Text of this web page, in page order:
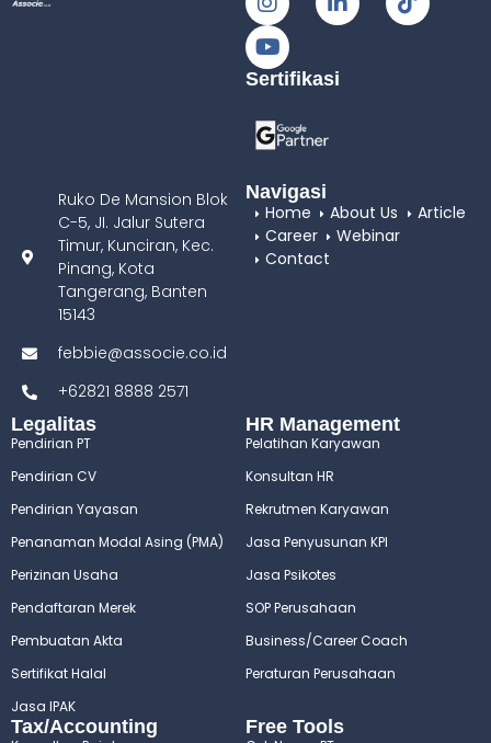
Ruko De Mansion Blok
C-5, JI. Jalur Sutera
Timur, Kunciran, Kec.
Pinang, Kota
Tangerang, Banten
15143
febbie@associe.co.id
+62821 8888 2571
Sertifikasi
Navigasi
Home
About Us
Article
Career
Webinar
Contact
Legalitas
Pendirian PT
Pendirian CV
Pendirian Yayasan
Penanaman Modal Asing (PMA)
Perizinan Usaha
Pendaftaran Merek
Pembuatan Akta
Sertifikat Halal
Jasa IPAK
HR Management
Pelatihan Karyawan
Konsultan HR
Rekrutmen Karyawan
Jasa Penyusunan KPI
Jasa Psikotes
SOP Perusahaan
Business/Career Coach
Peraturan Perusahaan
Tax/Accounting Free Tools